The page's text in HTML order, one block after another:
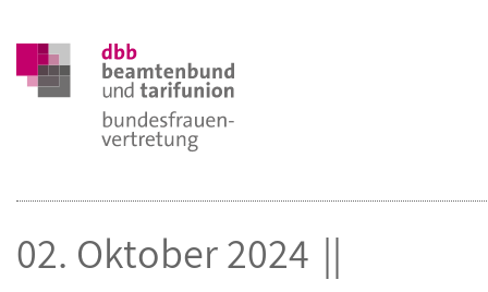
02. Oktober 2024